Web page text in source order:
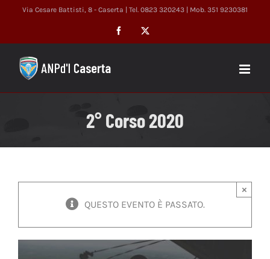
Via Cesare Battisti, 8 - Caserta | Tel. 0823 320243 | Mob. 351 9230381
Facebook
2° Corso 2020
QUESTO EVENTO È PASSATO.
×